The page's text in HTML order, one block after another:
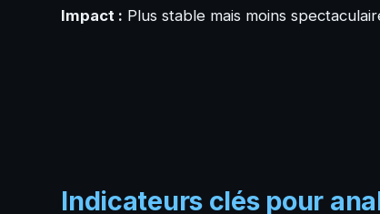
Impact : Plus stable mais moins
Indicateurs clés pour